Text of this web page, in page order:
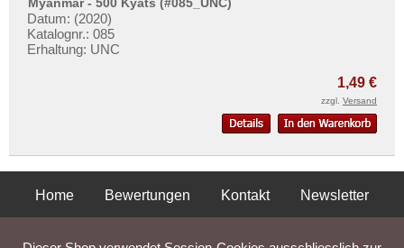
Datum: (2020)
Katalognr.: 085
Erhaltung: UNC
1,49 €
zzgl. Versand
Home Bewertungen Kontakt
Newsletter